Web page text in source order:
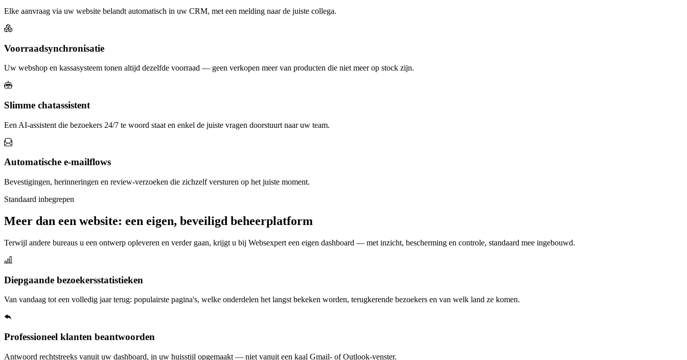
Elke aanvraag via uw website belandt automatisch in uw CRM, met een melding naar de juiste collega.
Voorraadsynchronisatie
Uw webshop en kassasysteem tonen altijd dezelfde voorraad — geen verkopen meer van producten die niet meer op stock zijn.
Slimme chatassistent
Een AI-assistent die bezoekers 24/7 te woord staat en enkel de juiste vragen doorstuurt naar uw team.
Automatische e-mailflows
Bevestigingen, herinneringen en review-verzoeken die zichzelf versturen op het juiste moment.
Standaard inbegrepen
Meer dan een website: een eigen, beveiligd beheerplatform
Terwijl andere bureaus u een ontwerp opleveren en verder gaan, krijgt u bij Websexpert een eigen dashboard — met inzicht, bescherming en controle, standaard mee ingebouwd.
Diepgaande bezoekersstatistieken
Van vandaag tot een volledig jaar terug: populairste pagina's, welke onderdelen het langst bekeken worden, terugkerende bezoekers en van welk land ze komen.
Professioneel klanten beantwoorden
Antwoord rechtstreeks vanuit uw dashboard, in uw huisstijl opgemaakt — niet vanuit een kaal Gmail- of Outlook-venster.